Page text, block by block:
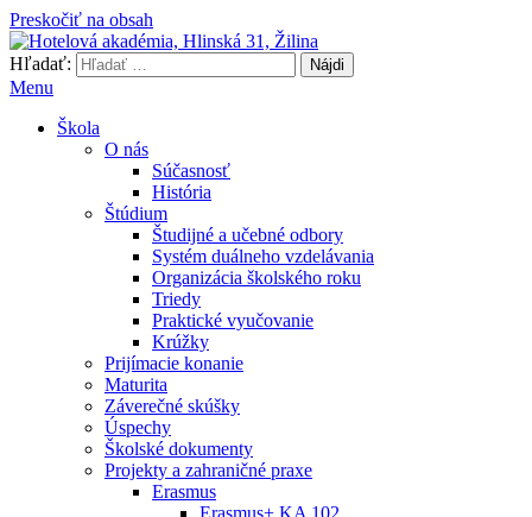
Preskočiť na obsah
Hotelová akadémia, Hlinská 31, Žilina
Hľadať:
Menu
Škola
O nás
Súčasnosť
História
Štúdium
Študijné a učebné odbory
Systém duálneho vzdelávania
Organizácia školského roku
Triedy
Praktické vyučovanie
Krúžky
Prijímacie konanie
Maturita
Záverečné skúšky
Úspechy
Školské dokumenty
Projekty a zahraničné praxe
Erasmus
Erasmus+ KA 102